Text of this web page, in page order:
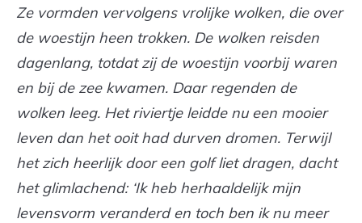
Ze vormden vervolgens vrolijke wolken, die over
de woestijn heen trokken. De wolken reisden
dagenlang, totdat zij de woestijn voorbij waren
en bij de zee kwamen. Daar regenden de
wolken leeg. Het riviertje leidde nu een mooier
leven dan het ooit had durven dromen. Terwijl
het zich heerlijk door een golf liet dragen, dacht
het glimlachend: ‘Ik heb herhaaldelijk mijn
levensvorm veranderd en toch ben ik nu meer